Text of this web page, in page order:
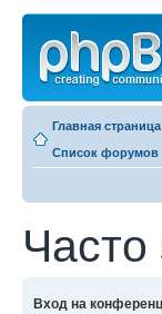
Главная страница
Список форумов
Вход на